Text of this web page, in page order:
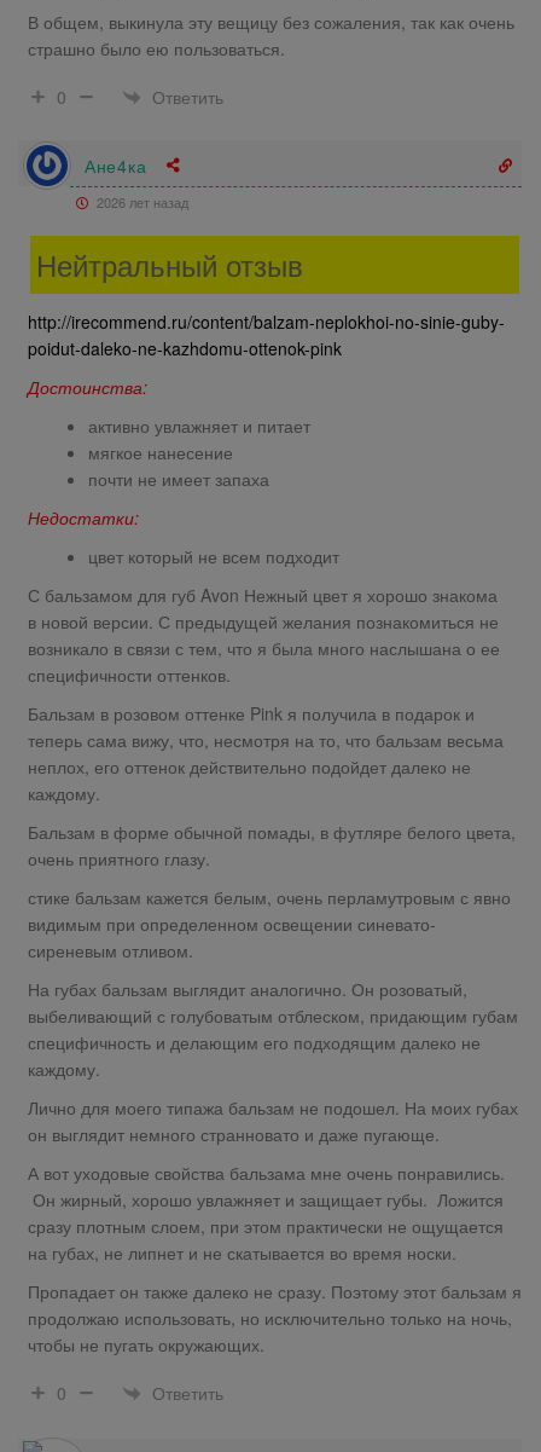
В общем, выкинула эту вещицу без сожаления, так как очень
страшно было ею пользоваться.
0
Ответить
Ане4ка
2026 лет назад
Нейтральный отзыв
http://irecommend.ru/content/balzam-neplokhoi-no-sinie-guby-
poidut-daleko-ne-kazhdomu-ottenok-pink
Достоинства:
активно увлажняет и питает
мягкое нанесение
почти не имеет запаха
Недостатки:
цвет который не всем подходит
С бальзамом для губ Avon Нежный цвет я хорошо знакома
в новой версии. С предыдущей желания познакомиться не
возникало в связи с тем, что я была много наслышана о ее
специфичности оттенков.
Бальзам в розовом оттенке Pink я получила в подарок и
теперь сама вижу, что, несмотря на то, что бальзам весьма
неплох, его оттенок действительно подойдет далеко не
каждому.
Бальзам в форме обычной помады, в футляре белого цвета,
очень приятного глазу.
стике бальзам кажется белым, очень перламутровым с явно
видимым при определенном освещении синевато-
сиреневым отливом.
На губах бальзам выглядит аналогично. Он розоватый,
выбеливающий с голубоватым отблеском, придающим губам
специфичность и делающим его подходящим далеко не
каждому.
Лично для моего типажа бальзам не подошел. На моих губах
он выглядит немного странновато и даже пугающе.
А вот уходовые свойства бальзама мне очень понравились.
Он жирный, хорошо увлажняет и защищает губы. Ложится
сразу плотным слоем, при этом практически не ощущается
на губах, не липнет и не скатывается во время носки.
Пропадает он также далеко не сразу. Поэтому этот бальзам я
продолжаю использовать, но исключительно только на ночь,
чтобы не пугать окружающих.
0
Ответить